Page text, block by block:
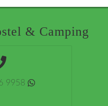
& Camping
9958